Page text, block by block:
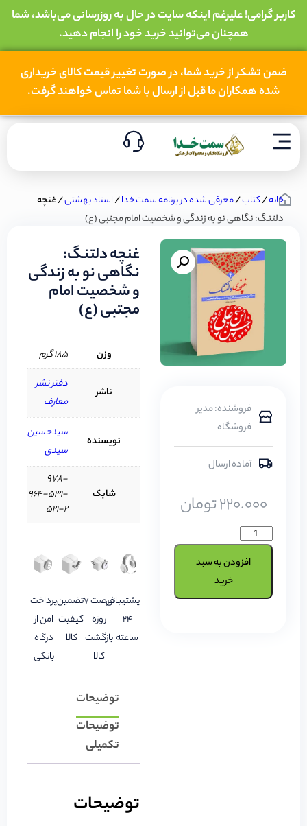
کاربر گرامی! علیرغم اینکه سایت در حال به روزرسانی می‌باشد، شما
همچنان می‌توانید خرید خود را انجام دهید.
ضمن تشکر از خرید شما، در صورت تغییر قیمت کالای خریداری
شده همکاران ما قبل از ارسال با شما تماس خواهند گرفت.
خانه/کتاب/معرفی شده در برنامه سمت خدا/استاد بهشتی/ غنچه
دلتنگ: نگاهی نو به زندگی و شخصیت امام مجتبی (ع)
فروشنده: مدیر
فروشگاه
آماده ارسال
220.000تومان
افزودن به سبد
خرید
غنچه دلتنگ:
نگاهی نو به زندگی
و شخصیت امام
مجتبی (ع)
وزن 185 گرم
ناشر
دفتر نشر
معارف
نویسنده
سیدحسین
سیدی
شابک
‭978-
964-531-
521-2‬‬
پشتیبانی
24
ساعته
فرصت 7
روزه
بازگشت
کالا
تضمین
کیفیت
کالا
پرداخت
امن از
درگاه
بانکی
توضیحات
توضیحات
تکمیلی
توضیحات